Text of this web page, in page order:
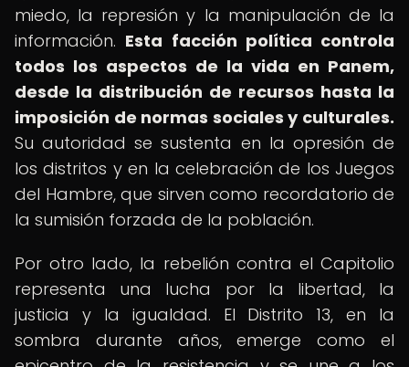
miedo, la represión y la manipulación de la
información. Esta facción política controla
todos los aspectos de la vida en Panem,
desde la distribución de recursos hasta la
imposición de normas sociales y culturales.
Su autoridad se sustenta en la opresión de
los distritos y en la celebración de los Juegos
del Hambre, que sirven como recordatorio de
la sumisión forzada de la población.
Por otro lado, la rebelión contra el Capitolio
representa una lucha por la libertad, la
justicia y la igualdad. El Distrito 13, en la
sombra durante años, emerge como el